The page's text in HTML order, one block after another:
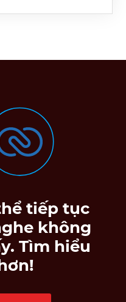
tiếp tục
không
Tìm hiểu